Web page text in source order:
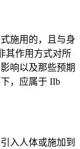
施用的，且与身
其作用方式对所
响以及那些预期
，应属于 IIb
入人体或施加到